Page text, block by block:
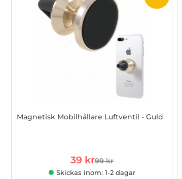
Magnetisk Mobilhållare Luftventil - Guld
rea pris
39 krtidigare pris
99 kr
Skickas inom: 1-2 dagar